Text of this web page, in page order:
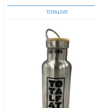
TOTALFAT